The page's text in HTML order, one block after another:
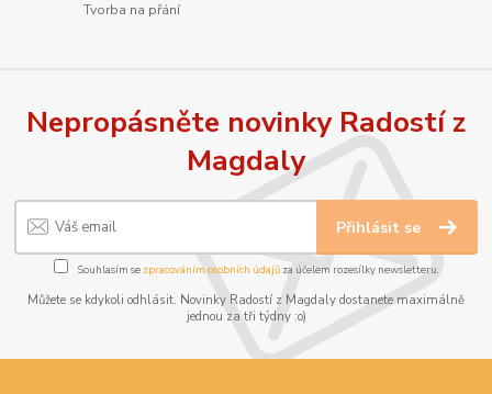
Tvorba na přání
Nepropásněte novinky Radostí z
Magdaly
Přihlásit se
Souhlasím se zpracováním osobních údajůza účelem rozesílky newsletteru.
Můžete se kdykoli odhlásit. Novinky Radostí z Magdaly dostanete maximálně
jednou za tři týdny :o)